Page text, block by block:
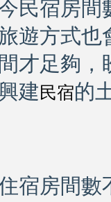
民宿房間
遊方式也
才足夠
建 民宿的
宿房間數